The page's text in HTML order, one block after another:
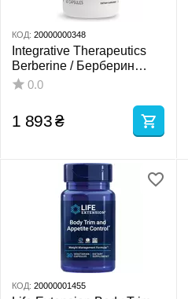
КОД: 20000000348
Integrative Therapeutics
Berberine / Берберин
метаболізм цукру в крові
0.0
1 893₴
КОД: 20000001455